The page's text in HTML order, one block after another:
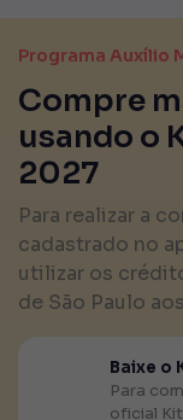
Programa Auxílio
Compre
usando o
2027
Para realizar a
cadastrado no
utilizar os
de São Paulo
Baixe o
Para
oficial